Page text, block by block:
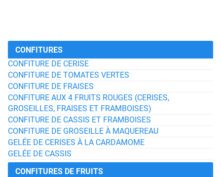
CONFITURES
CONFITURE DE CERISE
CONFITURE DE TOMATES VERTES
CONFITURE DE FRAISES
CONFITURE AUX 4 FRUITS ROUGES (CERISES,
GROSEILLES, FRAISES ET FRAMBOISES)
CONFITURE DE CASSIS ET FRAMBOISES
CONFITURE DE GROSEILLE À MAQUEREAU
GELÉE DE CERISES À LA CARDAMOME
GELÉE DE CASSIS
CONFITURES DE FRUITS